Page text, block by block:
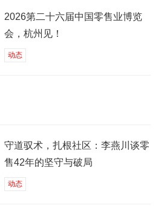
2026第二十六届中国零售业博览
会，杭州见！
动态
守道驭术，扎根社区：李燕川谈零
售42年的坚守与破局
动态